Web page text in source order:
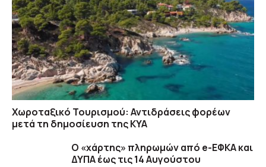
Χωροταξικό Τουρισμού: Αντιδράσεις φορέων
μετά τη δημοσίευση της ΚΥΑ
Ο «χάρτης» πληρωμών από e-ΕΦΚΑ και
ΔΥΠΑ έως τις 14 Αυγούστου